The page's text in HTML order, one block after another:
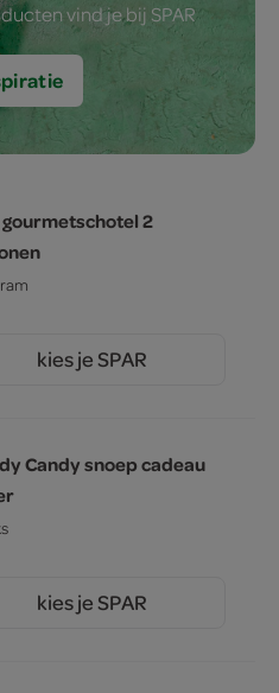
vind je bij SPAR
2
kies je SPAR
Candy snoep cadeau
kies je SPAR